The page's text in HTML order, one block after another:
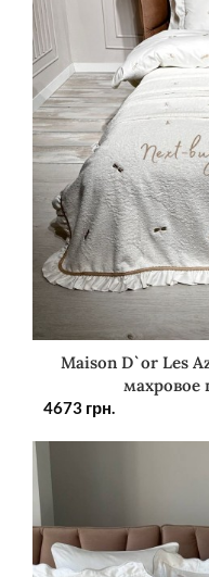
Maison D`or Les
махровое
4673 грн.